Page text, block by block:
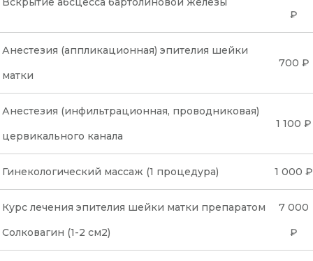
₽
Анестезия (аппликационная) эпителия шейки
матки
700 ₽
Анестезия (инфильтрационная, проводниковая)
цервикального канала
1 100 ₽
Гинекологический массаж (1 процедура) 1 000 ₽
Курс лечения эпителия шейки матки препаратом
Солковагин (1-2 см2)
7 000
₽